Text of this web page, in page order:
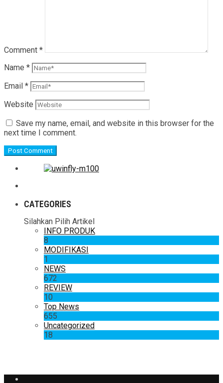
Comment *
Name *
Email *
Website
Save my name, email, and website in this browser for the
next time I comment.
CATEGORIES
Silahkan Pilih Artikel
INFO PRODUK
8
MODIFIKASI
1
NEWS
672
REVIEW
10
Top News
655
Uncategorized
18